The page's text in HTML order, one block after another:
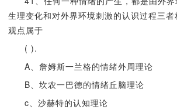
生理变化和对外界环境刺激的认识过程三
观点属于
( ).
A、詹姆斯一兰格的情绪外周理论
B、坎农一巴德的情绪丘脑理论
c、沙赫特的认知理论